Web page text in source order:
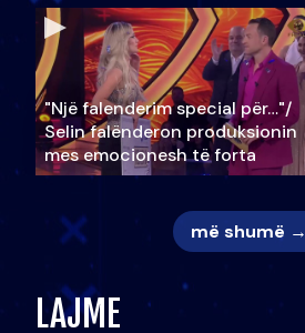
"Një falenderim special për…"/
Selin falënderon produksionin
mes emocionesh të forta
më shumë →
LAJME